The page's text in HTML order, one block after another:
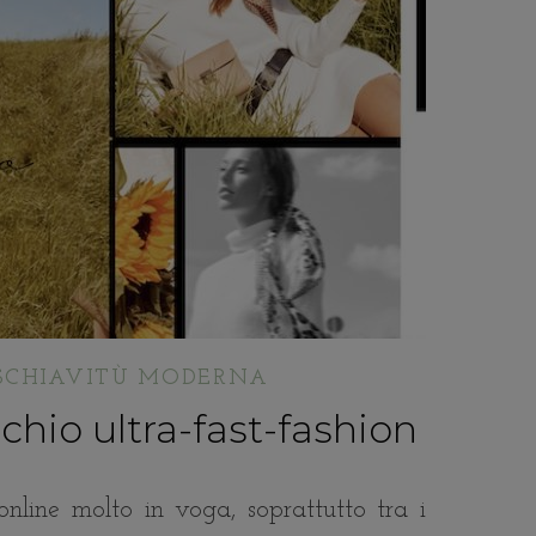
MODERNA
ultra-fast-fashion
molto in voga, soprattutto tra i